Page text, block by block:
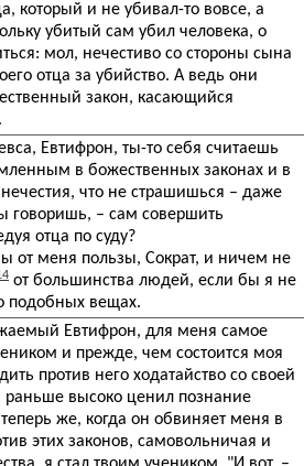
который и не убивал-то вовсе, а
убитый сам убил человека, о
мол, нечестиво со стороны сына
отца за убийство. А ведь они
закон, касающийся
Евтифрон, ты-то себя считаешь
в божественных законах и в
нечестия, что не страшишься – даже
говоришь, – сам совершить
отца по суду?
от меня пользы, Сократ, и ничем не
от большинства людей, если бы я не
подобных вещах.
Евтифрон, для меня самое
и прежде, чем состоится моя
против него ходатайство со своей
раньше высоко ценил познание
же, когда он обвиняет меня в
этих законов, самовольничая и